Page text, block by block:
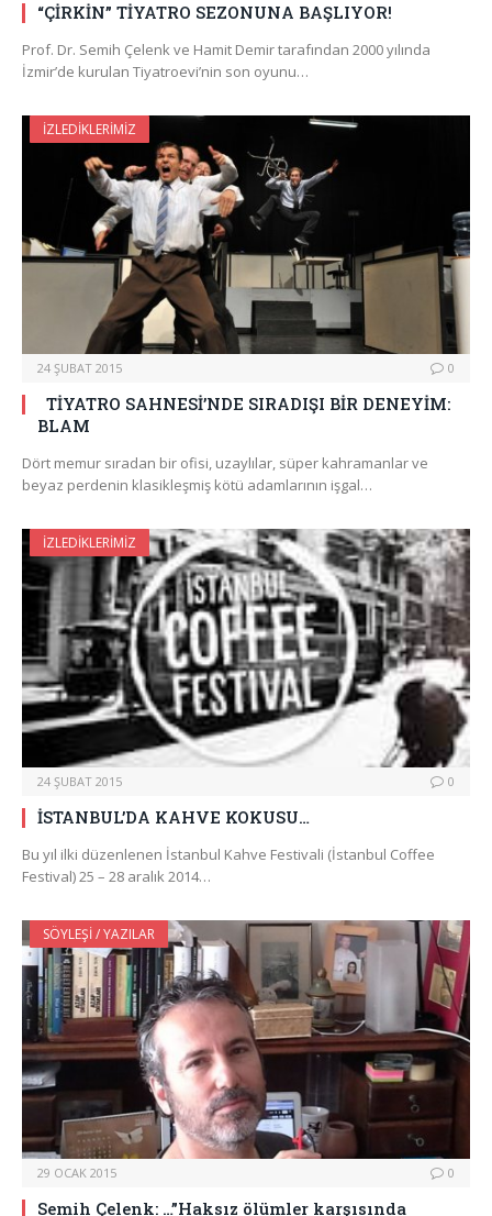
“ÇİRKİN” TİYATRO SEZONUNA BAŞLIYOR!
Prof. Dr. Semih Çelenk ve Hamit Demir tarafından 2000 yılında
İzmir’de kurulan Tiyatroevi’nin son oyunu…
İZLEDIKLERIMIZ
24 ŞUBAT 2015 0
TİYATRO SAHNESİ’NDE SIRADIŞI BİR DENEYİM:
BLAM
Dört memur sıradan bir ofisi, uzaylılar, süper kahramanlar ve
beyaz perdenin klasikleşmiş kötü adamlarının işgal…
İZLEDIKLERIMIZ
24 ŞUBAT 2015 0
İSTANBUL’DA KAHVE KOKUSU…
Bu yıl ilki düzenlenen İstanbul Kahve Festivali (İstanbul Coffee
Festival) 25 – 28 aralık 2014…
SÖYLEŞI / YAZILAR
29 OCAK 2015 0
Semih Çelenk: …”Haksız ölümler karşısında